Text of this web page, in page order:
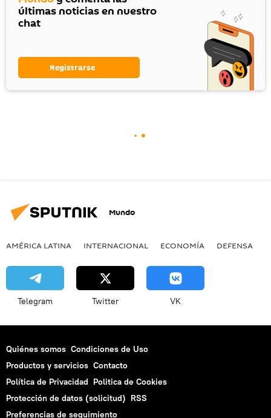
últimas noticias en nuestro
chat
Registrarse
Mundo
AMÉRICA LATINA INTERNACIONAL ECONOMÍA DEFENSA
Telegram Twitter VK
Quiénes somos Condiciones de Uso
Productos y servicios Contacto
Política de Privacidad Politica de Cookies
Protección de datos (solicitud) RSS
Preferencias de seguimiento